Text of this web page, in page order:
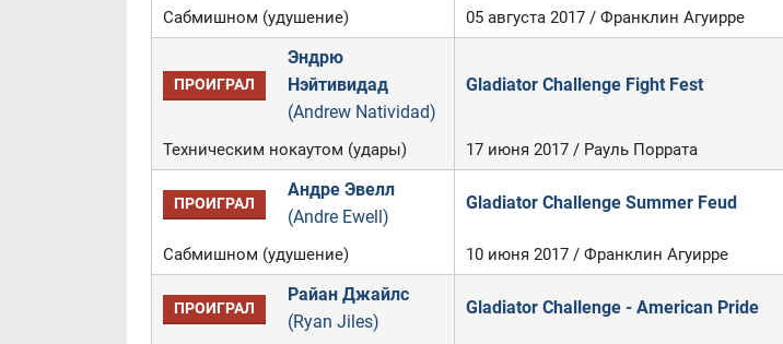
Сабмишном (удушение) 05 августа 2017 / Франклин Агуирре
ПРОИГРАЛ
Эндрю
Нэйтивидад
(Andrew Natividad)
Gladiator Challenge Fight Fest
Техническим нокаутом (удары) 17 июня 2017 / Рауль Поррата
ПРОИГРАЛ
Андре Эвелл
(Andre Ewell)
Gladiator Challenge Summer Feud
Сабмишном (удушение) 10 июня 2017 / Франклин Агуирре
ПРОИГРАЛ
Райан Джайлс
(Ryan Jiles)
Gladiator Challenge - American Pride